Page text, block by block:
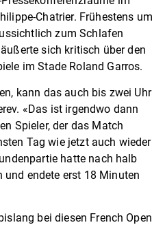
Chatrier. Frühestens um
zum Schlafen
sich kritisch über den
im Stade Roland Garros.
kann das auch bis zwei Uhr
«Das ist irgendwo dann
Spieler, der das Match
Tag wie jetzt auch wieder
hatte nach halb
und endete erst 18 Minuten
bei diesen French Open